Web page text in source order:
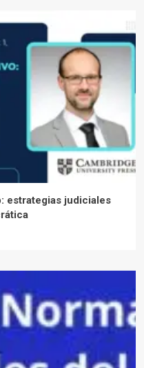
estrategias judiciales